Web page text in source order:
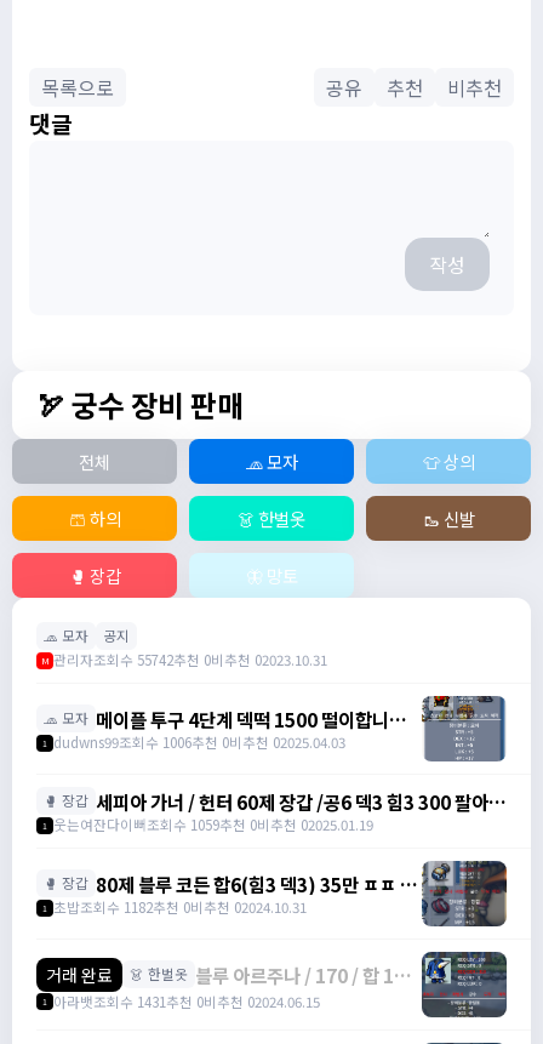
목록으로 공유 추천 비추천
댓글
작성
🏹 궁수 장비 판매
전체 🧢 모자 👕 상의
🩳 하의 👗 한벌옷 🥾 신발
🥊 장갑 🦋 망토
🧢 모자 공지
M 관리자조회수 55742추천 0비추천 02023.10.31
🧢 모자 메이플 투구 4단계 덱떡 1500 떨이합니다
@@ / 1500 /
https://open.kakao.com/o/gHP3Pfph
https://open.kakao.com/o/gHP3Pfph
1 dudwns99조회수 1006추천 0비추천 02025.04.03
🥊 장갑 세피아 가너 / 헌터 60제 장갑 /공6 덱3 힘3 300 팔아요
/ 300 / https://open.kakao.com/o/sudvnjbh
1 웃는여잔다이뻐조회수 1059추천 0비추천 02025.01.19
🥊 장갑 80제 블루 코든 합6(힘3 덱3) 35만 ㅍㅍ (2
개 보유 중) / 35만 / 디스코드 :
1 초밥조회수 1182추천 0비추천 02024.10.31
거래 완료 👗 한벌옷 블루 아르주나 / 170 / 합 12,
힘 4, 덱 8 / 오픈카톡
1 아라뱃조회수 1431추천 0비추천 02024.06.15